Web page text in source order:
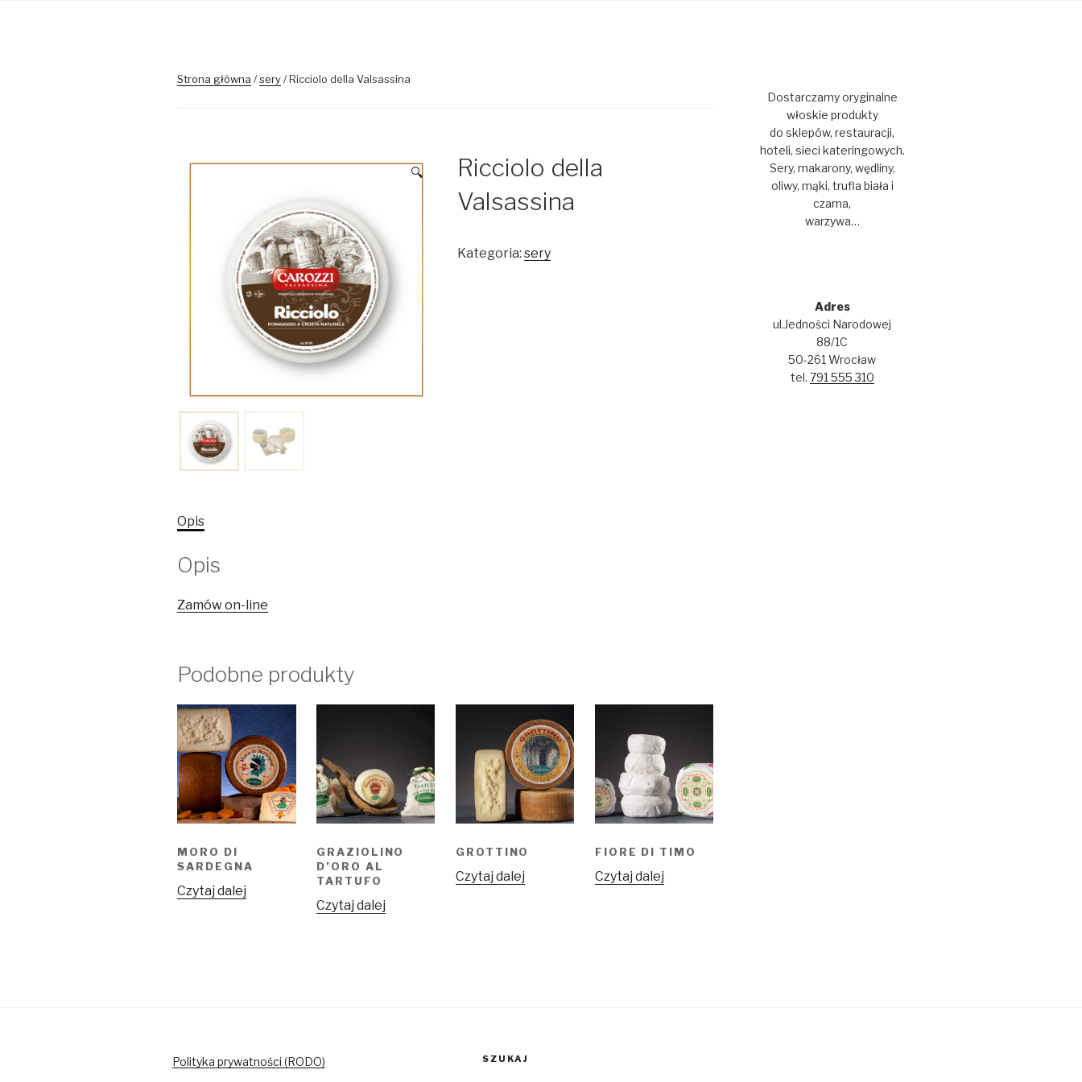
Strona główna /sery/ Ricciolo della Valsassina
🔍
Ricciolo della
Valsassina
Kategoria: sery
Opis
Opis
Zamów on-line
Podobne produkty
MORO DI
SARDEGNA
Czytaj dalej
GRAZIOLINO
D’ORO AL
TARTUFO
Czytaj dalej
GROTTINO
Czytaj dalej
FIORE DI TIMO
Czytaj dalej
Dostarczamy oryginalne
włoskie produkty
do sklepów, restauracji,
hoteli, sieci kateringowych.
Sery, makarony, wędliny,
oliwy, mąki, trufla biała i
czarna,
warzywa…
Adres
ul.Jedności Narodowej
88/1C
50-261 Wrocław
tel. 791 555 310
Polityka prywatności (RODO) SZUKAJ